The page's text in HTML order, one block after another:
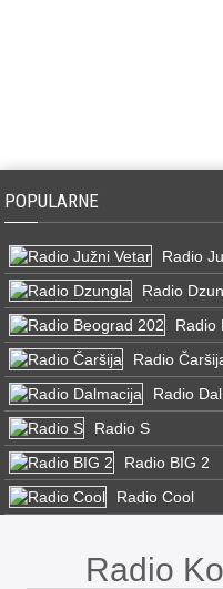
POPULARNE
Radio
Radio
Radio
Radio
Radio
Radio S
Radio BIG 2
Radio Cool
Radio